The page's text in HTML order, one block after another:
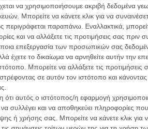
να χρησιμοποιήσουμε ακριβή δεδομένα
Μπορείτε να κάνετε κλικ για να
περιγράφεται παραπάνω. Εναλλακτικά,
και να αλλάξετε τις προτιμήσεις σας πριν
επεξεργασία των προσωπικών σας
έχετε το δικαίωμα να αρνηθείτε αυτήν την
Μπορείτε να αλλάξετε τις
σε αυτόν τον ιστότοπο και
αυτός ο ιστότοπος/η εφαρμογή
συλλέγει και να αποθηκεύει πληροφορίες
ή χρήσης σας. Μπορείτε να κάνετε κλικ για
Midnight» του Ρίτσαρντ Λινκλέιτερ
Ελλάδα: νέες φωτογραφίες από το
Flix για το «Πριν τα Μεσάνυχτα»